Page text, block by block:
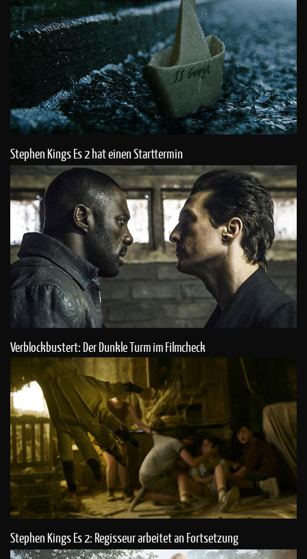
Stephen Kings Es 2 hat einen Starttermin
Verblockbustert: Der Dunkle Turm im Filmcheck
Stephen Kings Es 2: Regisseur arbeitet an Fortsetzung